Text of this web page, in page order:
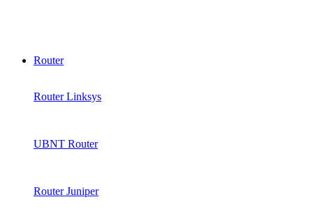
Router
Router Linksys
UBNT Router
Router Juniper